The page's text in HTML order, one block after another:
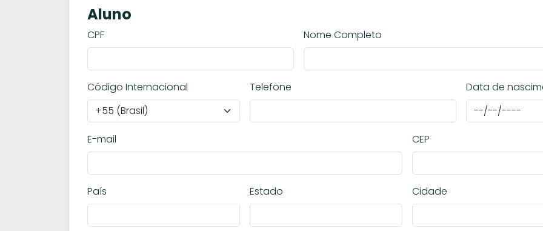
Aluno
CPF Nome Completo
Código Internacional Telefone Data de
E-mail CEP
País Estado Cidade